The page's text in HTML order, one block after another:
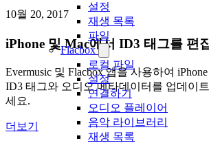
설정
재생 목록
파일
Flacbox
로컬 파일
설정
연결하기
오디오 플레이어
음악 라이브러리
재생 목록
10월 20, 2017
iPhone 및 Mac에서 ID3 태그를 편
Evermusic 및 Flacbox 앱을 사용하여
ID3 태그와 오디오 메타데이터를 업데이
세요.
더보기